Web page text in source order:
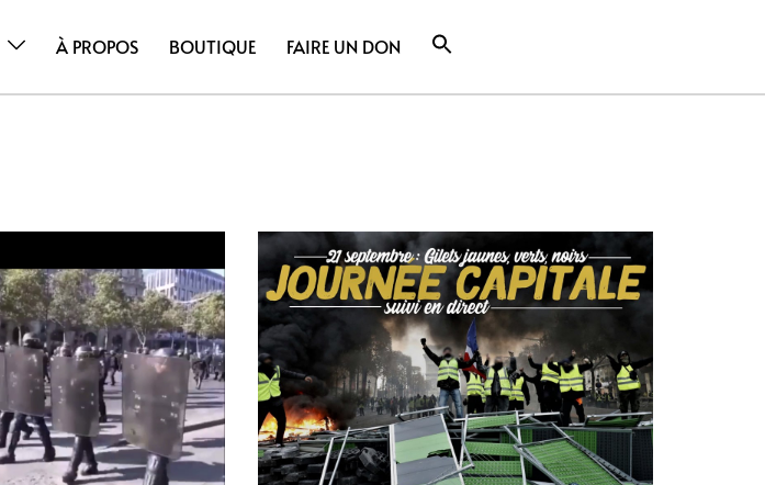
À PROPOS BOUTIQUE FAIRE UN DON